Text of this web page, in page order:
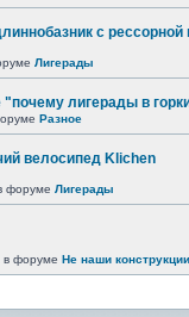
с рессорной
Лигерады
лигерады в
Разное
велосипед Klichen
форуме Лигерады
в форуме Не наши